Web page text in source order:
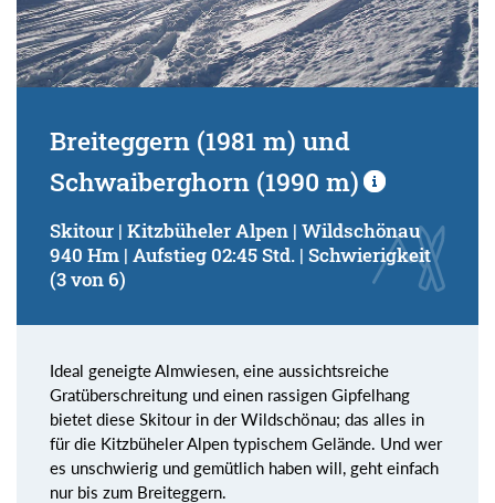
Breiteggern (1981 m) und
Schwaiberghorn (1990 m)
Skitour | Kitzbüheler Alpen | Wildschönau
940 Hm | Aufstieg 02:45 Std. | Schwierigkeit
(3 von 6)
Ideal geneigte Almwiesen, eine aussichtsreiche
Gratüberschreitung und einen rassigen Gipfelhang
bietet diese Skitour in der Wildschönau; das alles in
für die Kitzbüheler Alpen typischem Gelände. Und wer
es unschwierig und gemütlich haben will, geht einfach
nur bis zum Breiteggern.